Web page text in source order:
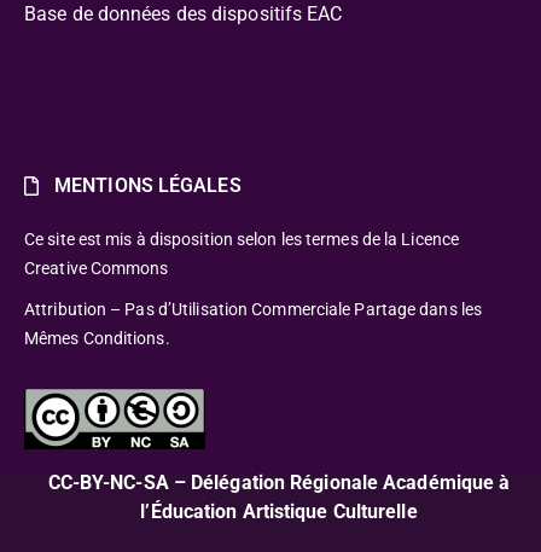
Base de données des dispositifs EAC
MENTIONS LÉGALES
Ce site est mis à disposition selon les termes de la Licence
Creative Commons
Attribution – Pas d’Utilisation Commerciale Partage dans les
Mêmes Conditions.
CC-BY-NC-SA – Délégation Régionale Académique à
l’Éducation Artistique Culturelle